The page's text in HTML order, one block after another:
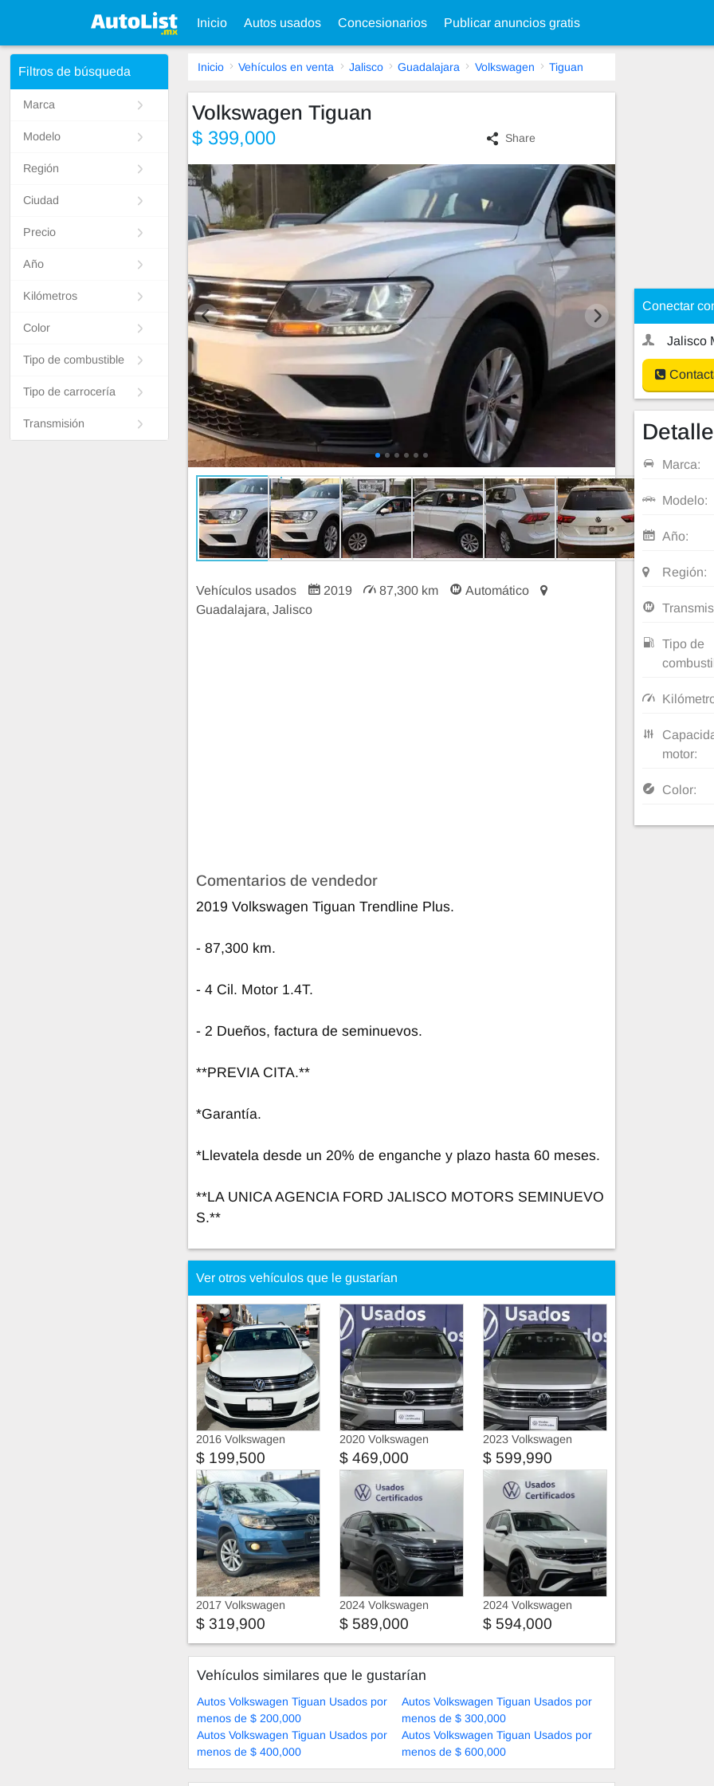
Inicio Autos usados Concesionarios Publicar anuncios gratis
Filtros de búsqueda
Marca
Modelo
Región
Ciudad
Precio
Año
Kilómetros
Color
Tipo de combustible
Tipo de carrocería
Transmisión
Inicio Vehículos en venta Jalisco Guadalajara Volkswagen Tiguan
Volkswagen Tiguan
$ 399,000 Share
Vehículos usados 2019 87,300 km
Automático
Guadalajara, Jalisco
Comentarios de vendedor
2019 Volkswagen Tiguan Trendline Plus.
- 87,300 km.
- 4 Cil. Motor 1.4T.
- 2 Dueños, factura de seminuevos.
**PREVIA CITA.**
*Garantía.
*Llevatela desde un 20% de enganche y plazo hasta 60 meses.
**LA UNICA AGENCIA FORD JALISCO MOTORS SEMINUEVO
S.**
Conectar
Jalisco
Marca:
Modelo:
Año:
Región:
Tipo de
motor:
Color:
Ver otros vehículos que le gustarían
2016 Volkswagen
Tiguan Sport & Style 1.4
TSI
$ 199,500
2020 Volkswagen
Tiguan
$ 469,000
2023 Volkswagen
Tiguan
$ 599,990
2017 Volkswagen
Tiguan
$ 319,900
2024 Volkswagen
Tiguan
$ 589,000
2024 Volkswagen
Tiguan
$ 594,000
Vehículos similares que le gustarían
Autos Volkswagen Tiguan Usados por
menos de $ 200,000
Autos Volkswagen Tiguan Usados por
menos de $ 300,000
Autos Volkswagen Tiguan Usados por
menos de $ 400,000
Autos Volkswagen Tiguan Usados por
menos de $ 600,000